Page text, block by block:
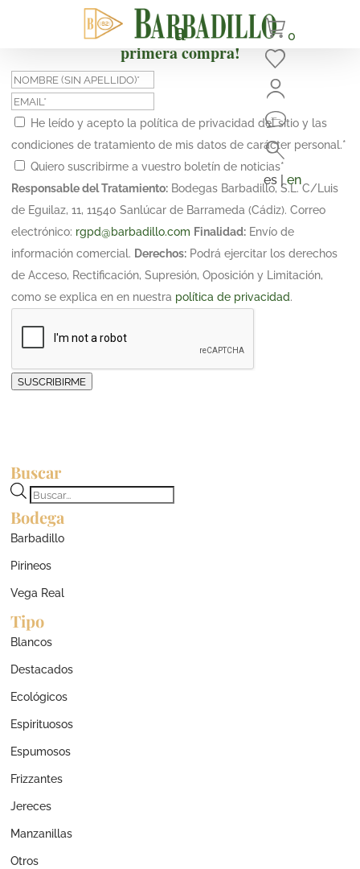
¡Suscríbete y obtén un 10% de descuento en tu
primera compra!
He leído y acepto la política de privacidad del sitio y las
condiciones de tratamiento de mis datos de carácter personal.*
Quiero suscribirme a vuestro boletín de noticias*
Responsable del Tratamiento: Bodegas Barbadillo, S.L. C/Luis
de Eguilaz, 11, 11540 Sanlúcar de Barrameda (Cádiz). Correo
electrónico: rgpd@barbadillo.com Finalidad: Envío de
información comercial. Derechos: Podrá ejercitar los derechos
de Acceso, Rectificación, Supresión, Oposición y Limitación,
como se explica en en nuestra política de privacidad.
SUSCRIBIRME
0
es |en
Buscar
Búsqueda
de
productos
Bodega
Barbadillo
Pirineos
Vega Real
Tipo
Blancos
Destacados
Ecológicos
Espirituosos
Espumosos
Frizzantes
Jereces
Manzanillas
Otros